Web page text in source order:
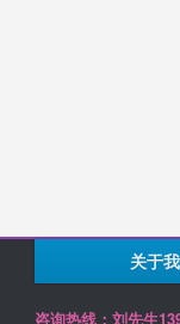
关于
咨询热线：刘先生